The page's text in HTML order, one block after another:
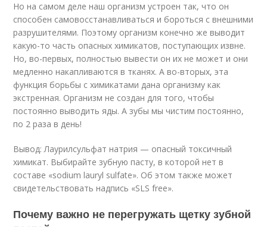
Но на самом деле наш организм устроен так, что он
способен самовосстанавливаться и бороться с внешними
разрушителями. Поэтому организм конечно же выводит
какую-то часть опасных химикатов, поступающих извне.
Но, во-первых, полностью вывести он их не может и они
медленно накапливаются в тканях. А во-вторых, эта
функция борьбы с химикатами дана организму как
экстренная. Организм не создан для того, чтобы
постоянно выводить яды. А зубы мы чистим постоянно,
по 2 раза в день!
Вывод: Лаурилсульфат натрия — опасный токсичный
химикат. Выбирайте зубную пасту, в которой нет в
составе «sodium lauryl sulfate». Об этом также может
свидетельствовать надпись «SLS free».
Почему важно не перегружать щетку зубной